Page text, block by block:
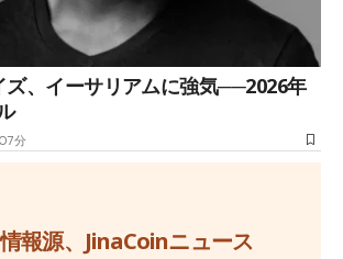
ズ、イーサリアムに強気──2026年
分
報源、JinaCoinニュース